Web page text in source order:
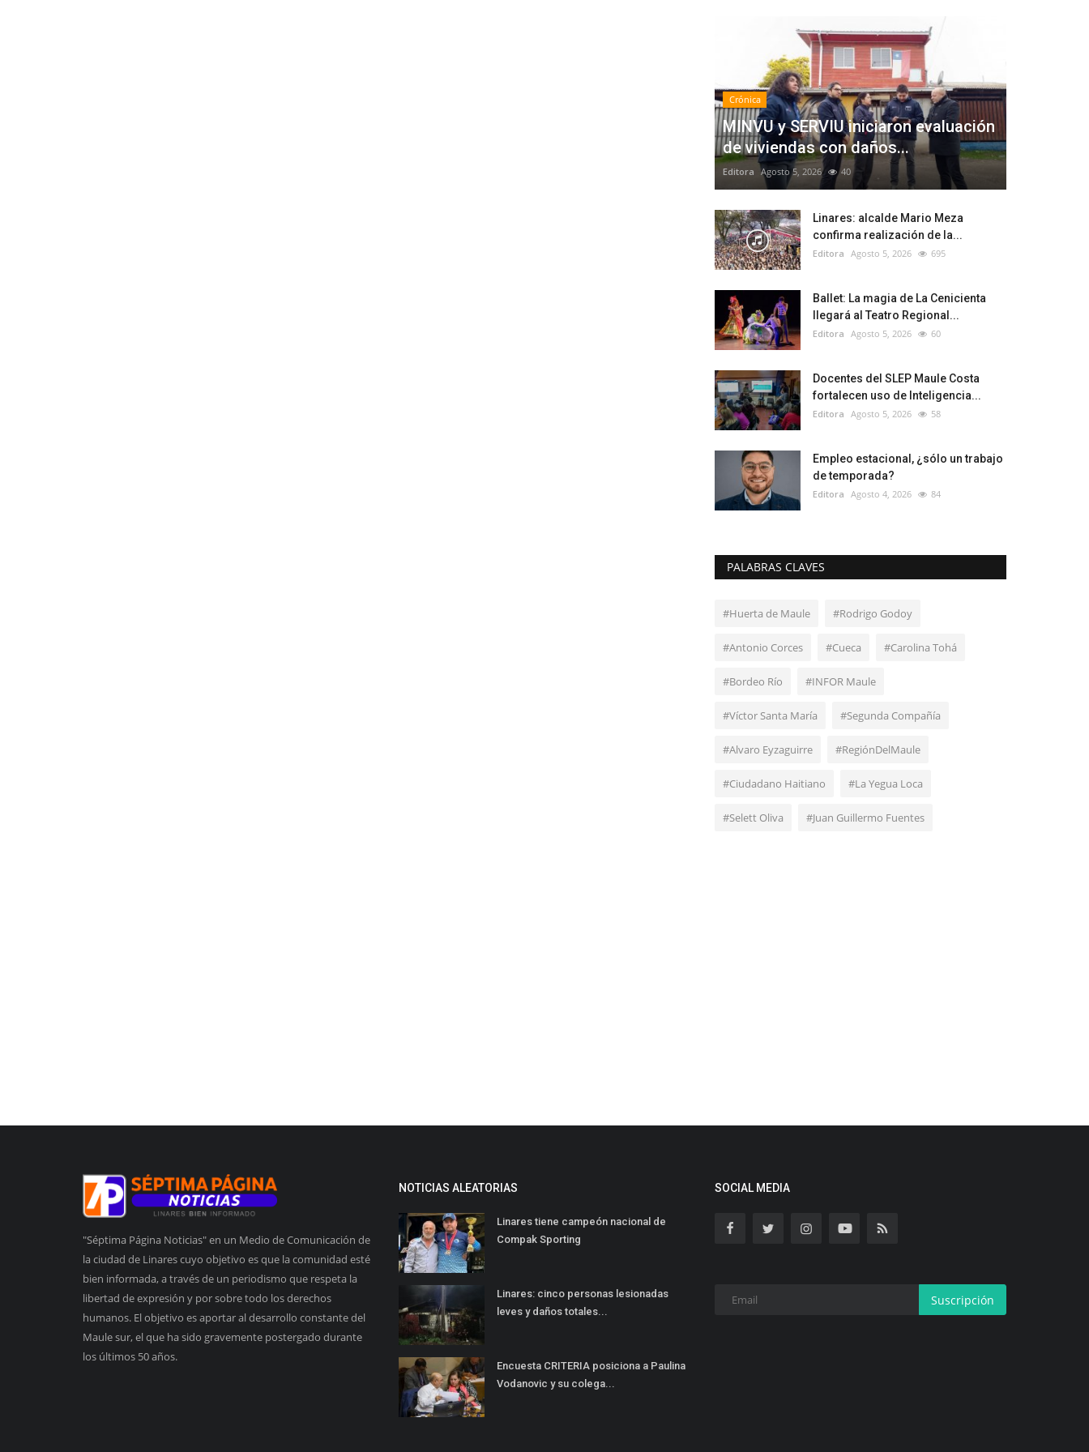
Crónica
MINVU y SERVIU iniciaron evaluación
de viviendas con daños...
Editora Agosto 5, 2026 40
Linares: alcalde Mario Meza
confirma realización de la...
Editora Agosto 5, 2026 695
Ballet: La magia de La Cenicienta
llegará al Teatro Regional...
Editora Agosto 5, 2026 60
Docentes del SLEP Maule Costa
fortalecen uso de Inteligencia...
Editora Agosto 5, 2026 58
Empleo estacional, ¿sólo un trabajo
de temporada?
Editora Agosto 4, 2026 84
PALABRAS CLAVES
#Huerta de Maule #Rodrigo Godoy
#Antonio Corces #Cueca #Carolina Tohá
#Bordeo Río #INFOR Maule
#Víctor Santa María #Segunda Compañía
#Alvaro Eyzaguirre #RegiónDelMaule
#Ciudadano Haitiano #La Yegua Loca
#Selett Oliva #Juan Guillermo Fuentes
"Séptima Página Noticias" en un Medio de Comunicación de
la ciudad de Linares cuyo objetivo es que la comunidad esté
bien informada, a través de un periodismo que respeta la
libertad de expresión y por sobre todo los derechos
humanos. El objetivo es aportar al desarrollo constante del
Maule sur, el que ha sido gravemente postergado durante
los últimos 50 años.
NOTICIAS ALEATORIAS
Linares tiene campeón nacional de
Compak Sporting
Linares: cinco personas lesionadas
leves y daños totales...
Encuesta CRITERIA posiciona a Paulina
Vodanovic y su colega...
SOCIAL MEDIA
Suscripción